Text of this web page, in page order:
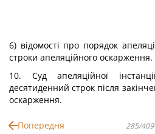
6) відомості про порядок
строки апеляційного оскарження.
10. Суд апеляційної
десятиденний строк після
оскарження.
Попередня 285/409